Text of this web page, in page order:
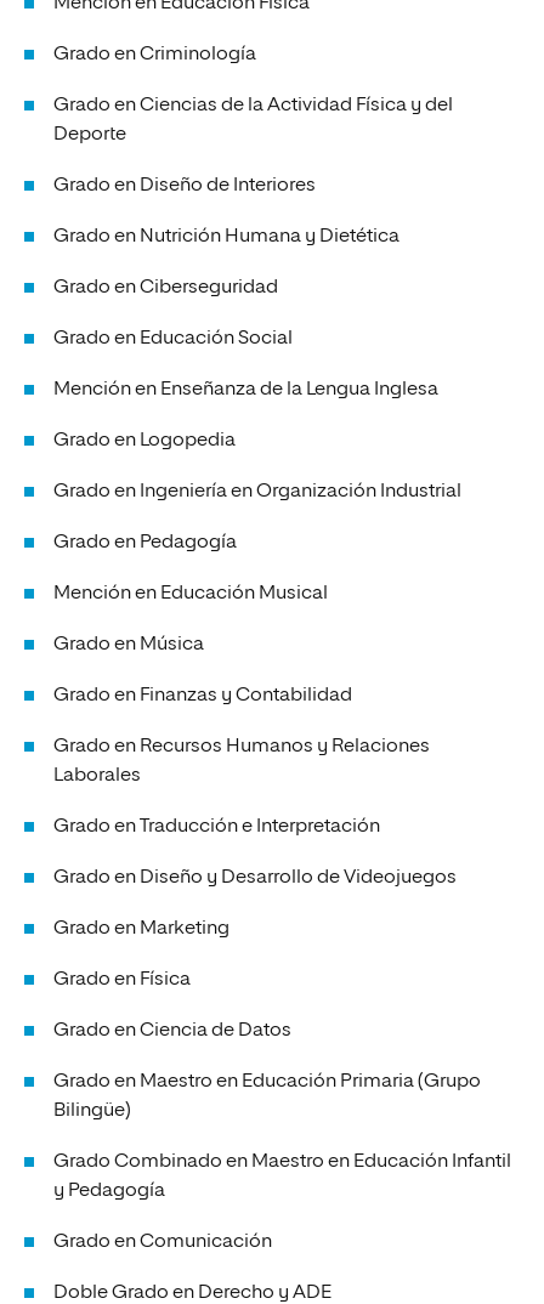
Grado en Criminología
Grado en Ciencias de la Actividad Física y del
Deporte
Grado en Diseño de Interiores
Grado en Nutrición Humana y Dietética
Grado en Ciberseguridad
Grado en Educación Social
Mención en Enseñanza de la Lengua Inglesa
Grado en Logopedia
Grado en Ingeniería en Organización Industrial
Grado en Pedagogía
Mención en Educación Musical
Grado en Música
Grado en Finanzas y Contabilidad
Grado en Recursos Humanos y Relaciones
Laborales
Grado en Traducción e Interpretación
Grado en Diseño y Desarrollo de Videojuegos
Grado en Marketing
Grado en Física
Grado en Ciencia de Datos
Grado en Maestro en Educación Primaria (Grupo
Bilingüe)
Grado Combinado en Maestro en Educación Infantil
y Pedagogía
Grado en Comunicación
Doble Grado en Derecho y ADE